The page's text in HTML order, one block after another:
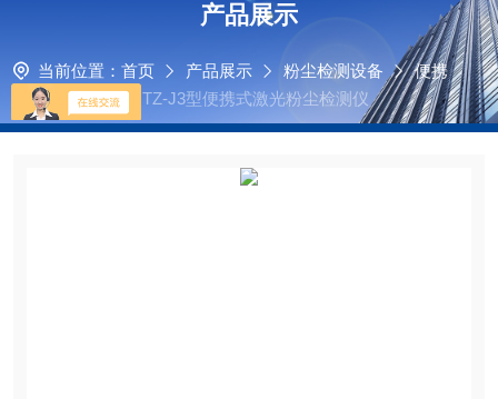
产品展示
当前位置： 首页 产品展示 粉尘检测设备
便携
式粉尘检测仪
TZ-J3型便携式激光粉尘检测仪